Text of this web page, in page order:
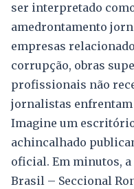
ser interpretado
amedrontamento
empresas
corrupção, obras
profissionais não
jornalistas
Imagine um
achincalhado
oficial. Em minutos, a
Brasil – Seccional